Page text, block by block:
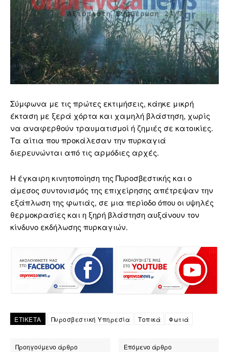
Σύμφωνα με τις πρώτες εκτιμήσεις, κάηκε μικρή
έκταση με ξερά χόρτα και χαμηλή βλάστηση, χωρίς
να αναφερθούν τραυματισμοί ή ζημιές σε κατοικίες.
Τα αίτια που προκάλεσαν την πυρκαγιά
διερευνώνται από τις αρμόδιες αρχές.
Η έγκαιρη κινητοποίηση της Πυροσβεστικής και ο
άμεσος συντονισμός της επιχείρησης απέτρεψαν την
εξάπλωση της φωτιάς, σε μια περίοδο όπου οι υψηλές
θερμοκρασίες και η ξηρή βλάστηση αυξάνουν τον
κίνδυνο εκδήλωσης πυρκαγιών.
ΕΤΙΚΕΤΑ Πυροσβεστική Υπηρεσία Τοπικά Φωτιά
Προηγούμενο άρθρο Επόμενο άρθρο